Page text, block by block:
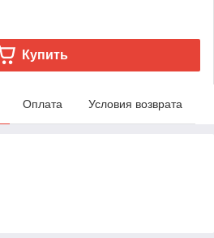
Купить
Оплата Условия возврата